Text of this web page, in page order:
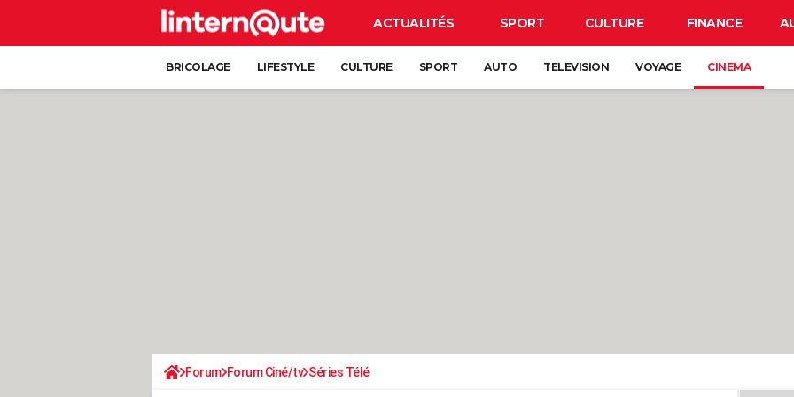
ACTUALITÉS SPORT CULTURE FINANCE
BRICOLAGE LIFESTYLE CULTURE SPORT AUTO TELEVISION VOYAGE CINEMA
Forum Forum Ciné/tv Séries Télé